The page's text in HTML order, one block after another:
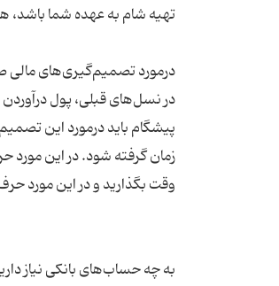
در نسل‌های قبلی، پول
پیشگام باید درمورد این
زمان گرفته شود. در این مورد
به چه حساب‌های بانکی نیاز